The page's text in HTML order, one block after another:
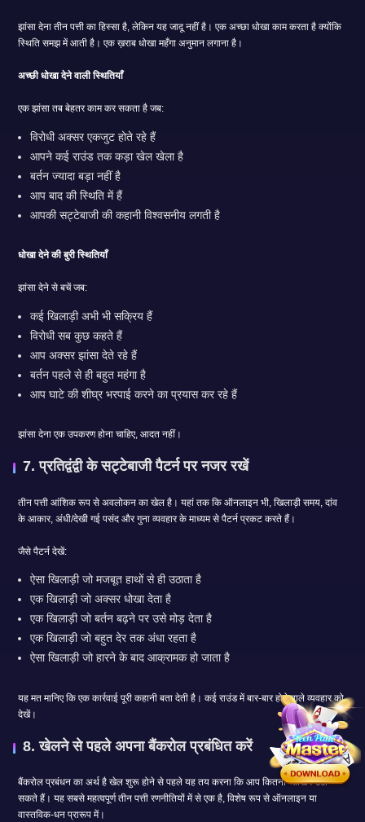
झांसा देना तीन पत्ती का हिस्सा है, लेकिन यह जादू नहीं है। एक अच्छा धोखा काम करता है क्योंकि
स्थिति समझ में आती है। एक ख़राब धोखा महँगा अनुमान लगाना है।
अच्छी धोखा देने वाली स्थितियाँ
एक झांसा तब बेहतर काम कर सकता है जब:
विरोधी अक्सर एकजुट होते रहे हैं
आपने कई राउंड तक कड़ा खेल खेला है
बर्तन ज्यादा बड़ा नहीं है
आप बाद की स्थिति में हैं
आपकी सट्टेबाजी की कहानी विश्वसनीय लगती है
धोखा देने की बुरी स्थितियाँ
झांसा देने से बचें जब:
कई खिलाड़ी अभी भी सक्रिय हैं
विरोधी सब कुछ कहते हैं
आप अक्सर झांसा देते रहे हैं
बर्तन पहले से ही बहुत महंगा है
आप घाटे की शीघ्र भरपाई करने का प्रयास कर रहे हैं
झांसा देना एक उपकरण होना चाहिए, आदत नहीं।
7. प्रतिद्वंद्वी के सट्टेबाजी पैटर्न पर नजर रखें
तीन पत्ती आंशिक रूप से अवलोकन का खेल है। यहां तक ​​कि ऑनलाइन भी, खिलाड़ी समय, दांव
के आकार, अंधी/देखी गई पसंद और गुना व्यवहार के माध्यम से पैटर्न प्रकट करते हैं।
जैसे पैटर्न देखें:
ऐसा खिलाड़ी जो मजबूत हाथों से ही उठाता है
एक खिलाड़ी जो अक्सर धोखा देता है
एक खिलाड़ी जो बर्तन बढ़ने पर उसे मोड़ देता है
एक खिलाड़ी जो बहुत देर तक अंधा रहता है
ऐसा खिलाड़ी जो हारने के बाद आक्रामक हो जाता है
यह मत मानिए कि एक कार्रवाई पूरी कहानी बता देती है। कई राउंड में बार-बार होने वाले व्यवहार को
देखें।
8. खेलने से पहले अपना बैंकरोल प्रबंधित करें
बैंकरोल प्रबंधन का अर्थ है खेल शुरू होने से पहले यह तय करना कि आप कितना जोखिम उठा
सकते हैं। यह सबसे महत्वपूर्ण तीन पत्ती रणनीतियों में से एक है, विशेष रूप से ऑनलाइन या
वास्तविक-धन प्रारूप में।